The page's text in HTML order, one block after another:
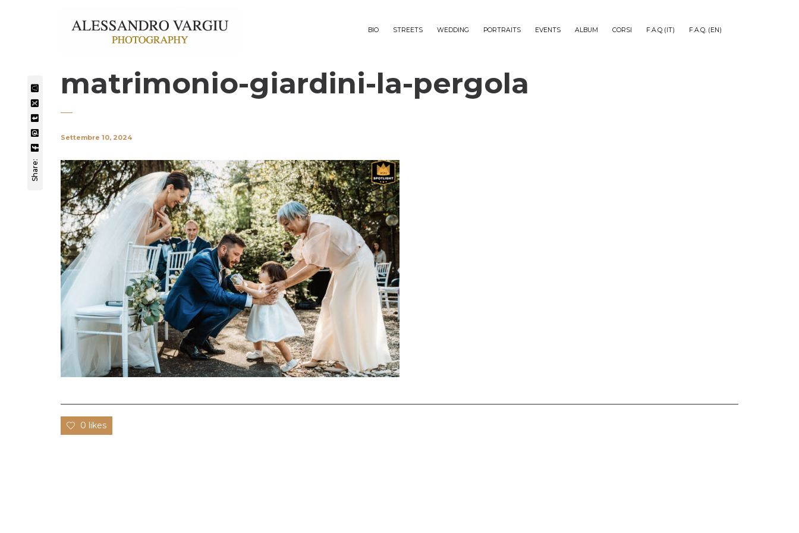
BIO STREETS WEDDING PORTRAITS EVENTS ALBUM CORSI F.A.Q (IT) F.A.Q. (EN)
matrimonio-giardini-la-pergola
Share:
Settembre 10, 2024
0 likes